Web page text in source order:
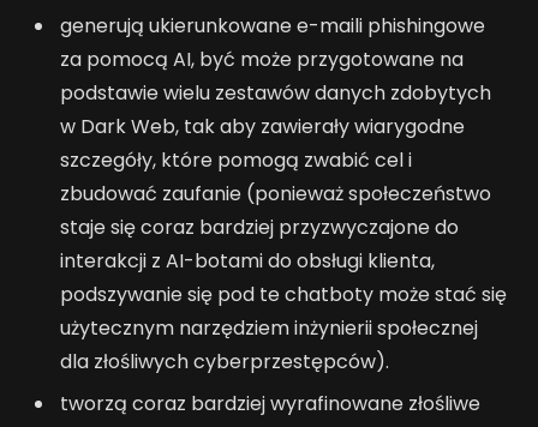
generują ukierunkowane e-maili phishingowe
za pomocą AI, być może przygotowane na
podstawie wielu zestawów danych zdobytych
w Dark Web, tak aby zawierały wiarygodne
szczegóły, które pomogą zwabić cel i
zbudować zaufanie (ponieważ społeczeństwo
staje się coraz bardziej przyzwyczajone do
interakcji z AI-botami do obsługi klienta,
podszywanie się pod te chatboty może stać się
użytecznym narzędziem inżynierii społecznej
dla złośliwych cyberprzestępców).
tworzą coraz bardziej wyrafinowane złośliwe